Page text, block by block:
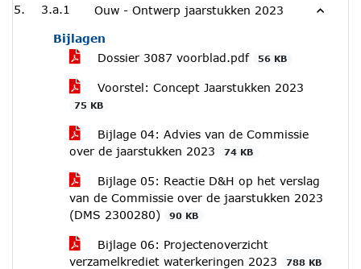
3.a.1 Ouw - Ontwerp jaarstukken 2023
Bijlagen
Dossier 3087 voorblad.pdf
56 KB
Voorstel: Concept Jaarstukken 2023
75 KB
Bijlage 04: Advies van de Commissie
over de jaarstukken 2023
74 KB
Bijlage 05: Reactie D&H op het verslag
van de Commissie over de jaarstukken 2023
(DMS 2300280)
90 KB
Bijlage 06: Projectenoverzicht
verzamelkrediet waterkeringen 2023
788 KB